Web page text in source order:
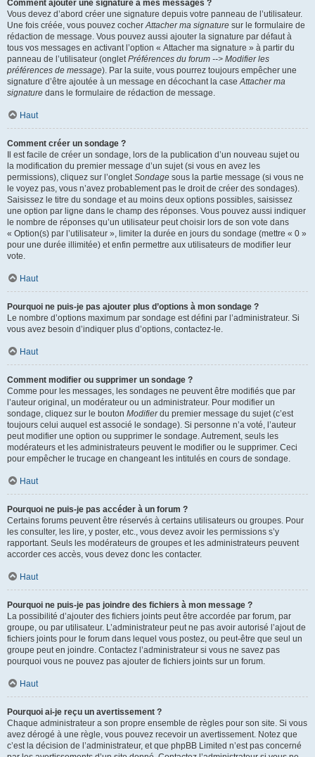
Comment ajouter une signature à mes messages ?
Vous devez d’abord créer une signature depuis votre panneau de l’utilisateur.
Une fois créée, vous pouvez cocherAttacher ma signature sur le formulaire de
rédaction de message. Vous pouvez aussi ajouter la signature par défaut à
tous vos messages en activant l’option « Attacher ma signature » à partir du
panneau de l’utilisateur (ongletPréférences du forum --> Modifier les
préférences de message). Par la suite, vous pourrez toujours empêcher une
signature d’être ajoutée à un message en décochant la caseAttacher ma
signature dans le formulaire de rédaction de message.
Haut
Comment créer un sondage ?
Il est facile de créer un sondage, lors de la publication d’un nouveau sujet ou
la modification du premier message d’un sujet (si vous en avez les
permissions), cliquez sur l’ongletSondage sous la partie message (si vous ne
le voyez pas, vous n’avez probablement pas le droit de créer des sondages).
Saisissez le titre du sondage et au moins deux options possibles, saisissez
une option par ligne dans le champ des réponses. Vous pouvez aussi indiquer
le nombre de réponses qu’un utilisateur peut choisir lors de son vote dans
« Option(s) par l’utilisateur », limiter la durée en jours du sondage (mettre « 0 »
pour une durée illimitée) et enfin permettre aux utilisateurs de modifier leur
vote.
Haut
Pourquoi ne puis-je pas ajouter plus d’options à mon sondage ?
Le nombre d’options maximum par sondage est défini par l’administrateur. Si
vous avez besoin d’indiquer plus d’options, contactez-le.
Haut
Comment modifier ou supprimer un sondage ?
Comme pour les messages, les sondages ne peuvent être modifiés que par
l’auteur original, un modérateur ou un administrateur. Pour modifier un
sondage, cliquez sur le bouton Modifierdu premier message du sujet (c’est
toujours celui auquel est associé le sondage). Si personne n’a voté, l’auteur
peut modifier une option ou supprimer le sondage. Autrement, seuls les
modérateurs et les administrateurs peuvent le modifier ou le supprimer. Ceci
pour empêcher le trucage en changeant les intitulés en cours de sondage.
Haut
Pourquoi ne puis-je pas accéder à un forum ?
Certains forums peuvent être réservés à certains utilisateurs ou groupes. Pour
les consulter, les lire, y poster, etc., vous devez avoir les permissions s’y
rapportant. Seuls les modérateurs de groupes et les administrateurs peuvent
accorder ces accès, vous devez donc les contacter.
Haut
Pourquoi ne puis-je pas joindre des fichiers à mon message ?
La possibilité d’ajouter des fichiers joints peut être accordée par forum, par
groupe, ou par utilisateur. L’administrateur peut ne pas avoir autorisé l’ajout de
fichiers joints pour le forum dans lequel vous postez, ou peut-être que seul un
groupe peut en joindre. Contactez l’administrateur si vous ne savez pas
pourquoi vous ne pouvez pas ajouter de fichiers joints sur un forum.
Haut
Pourquoi ai-je reçu un avertissement ?
Chaque administrateur a son propre ensemble de règles pour son site. Si vous
avez dérogé à une règle, vous pouvez recevoir un avertissement. Notez que
c’est la décision de l’administrateur, et que phpBB Limited n’est pas concerné